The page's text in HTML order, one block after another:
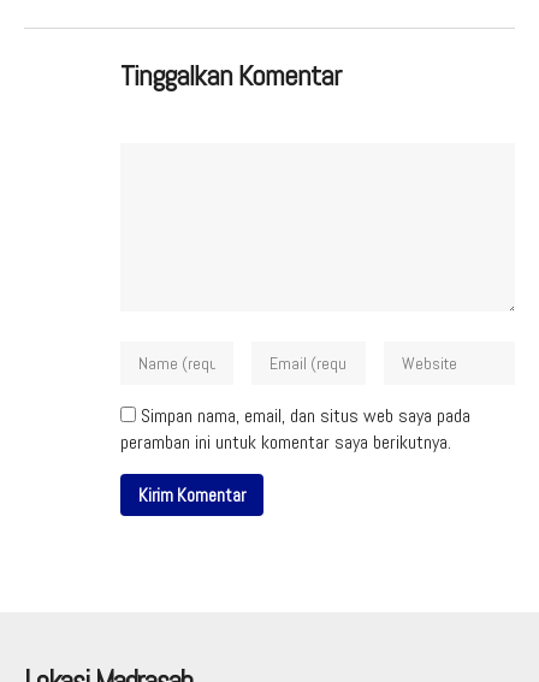
Tinggalkan Komentar
Simpan nama, email, dan situs web saya pada
peramban ini untuk komentar saya berikutnya.